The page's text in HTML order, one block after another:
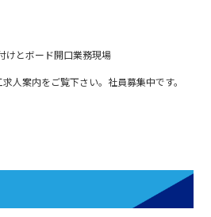
けとボード開口業務現場
人案内をご覧下さい。社員募集中です。